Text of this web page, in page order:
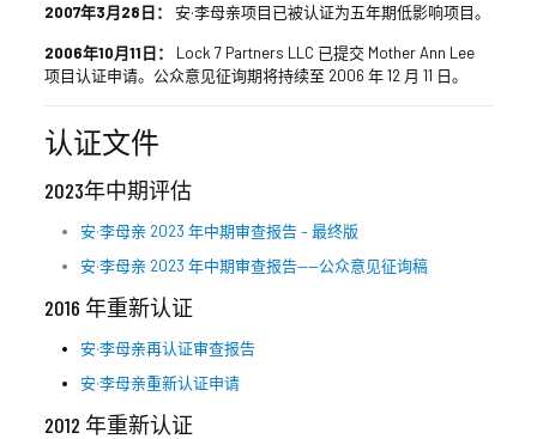
2007年3月28日： 安·李母亲项目已被认证为五年期低影响项目。
2006年10月11日：
Lock 7 Partners LLC 已提交 Mother Ann Lee
项目认证申请。公众意见征询期将持续至 2006 年 12 月 11 日。
认证文件
2023年中期评估
安·李母亲 2023 年中期审查报告 – 最终版
安·李母亲 2023 年中期审查报告——公众意见征询稿
2016 年重新认证
安·李母亲再认证审查报告
安·李母亲重新认证申请
2012 年重新认证